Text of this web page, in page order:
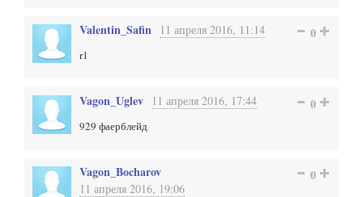
Valentin_Safin 11 апреля 2016, 11:14 0
r1
Vagon_Uglev 11 апреля 2016, 17:44 0
929 фаерблейд
Vagon_Bocharov
11 апреля 2016, 19:06
0